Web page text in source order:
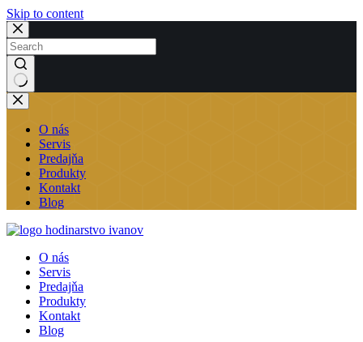
Skip to content
No
results
O nás
Servis
Predajňa
Produkty
Kontakt
Blog
O nás
Servis
Predajňa
Produkty
Kontakt
Blog